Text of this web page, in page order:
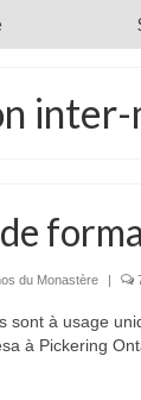
de
du Monastère |
sont à usage
à Pickering